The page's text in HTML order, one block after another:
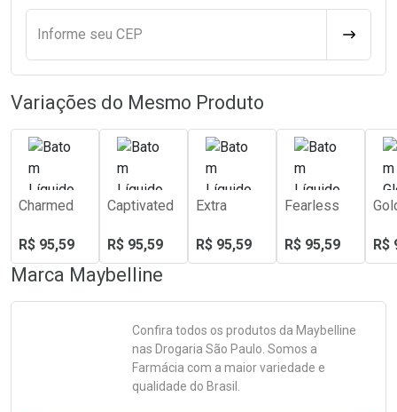
Informe seu CEP
Variações do Mesmo Produto
Charmed
R$ 95,59
Captivated
R$ 95,59
Extra
R$ 95,59
Fearless
R$ 95,59 R$
Marca Maybelline
Confira todos os produtos da Maybelline
nas Drogaria São Paulo. Somos a
Farmácia com a maior variedade e
qualidade do Brasil.